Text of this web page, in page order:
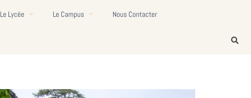
Le Lycée Le Campus Nous Contacter